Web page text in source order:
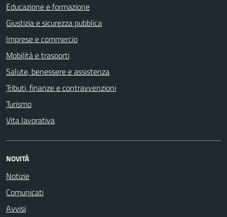
Educazione e formazione
Giustizia e sicurezza pubblica
Imprese e commercio
Mobilità e trasporti
Salute, benessere e assistenza
Tributi, finanze e contravvenzioni
Turismo
Vita lavorativa
NOVITÀ
Notizie
Comunicati
Avvisi